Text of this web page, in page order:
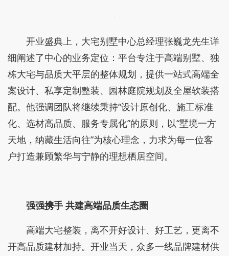
开业盛典上，大宅别墅中心总经理张巍龙先生详
细阐述了中心的业务定位：平台专注于高端别墅、独
栋大宅与品质大平层的整体规划，提供一站式高端全
案设计、私享定制整装、园林庭院规划及全屋软装搭
配。他强调团队将继续秉持“设计原创化、施工标准
化、选材高品质、服务专属化”的原则，以“墅境一方
天地，纳藏生活向往”为核心理念，力求为每一位客
户打造兼顾繁华与宁静的理想栖居空间。
强强携手 共建高端品质生态圈
高端大宅整装，离不开好设计、好工艺，更离不
开高品质建材加持。开业当天，众多一线品牌建材供